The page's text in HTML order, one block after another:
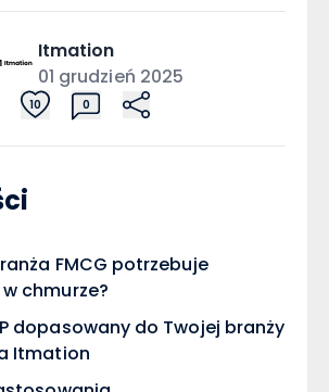
Itmation
01 grudzień 2025
10 0
FMCG potrzebuje
w chmurze?
dopasowany do Twojej branży
Itmation